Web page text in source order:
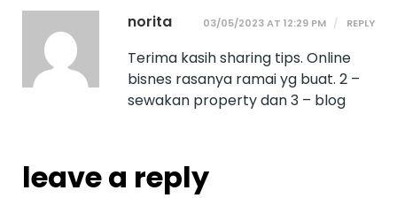
norita 03/05/2023 AT 12:29 PM REPLY
Terima kasih sharing tips. Online
bisnes rasanya ramai yg buat. 2 –
sewakan property dan 3 – blog
leave a reply